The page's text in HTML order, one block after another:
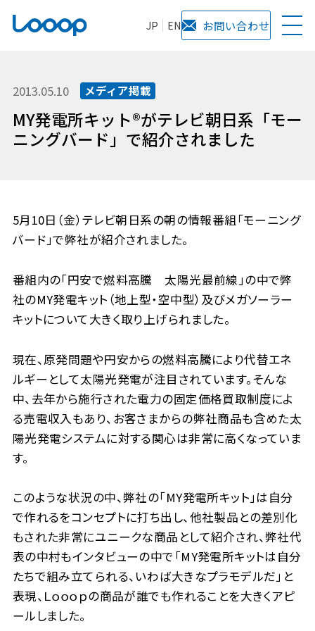
JP EN お問い合わせ
2013.05.10 メディア掲載
MY発電所キット®がテレビ朝日系「モー
ニングバード」で紹介されました
5月10日（金）テレビ朝日系の朝の情報番組「モーニング
バード」で弊社が紹介されました。
番組内の「円安で燃料高騰 太陽光最前線」の中で弊
社のMY発電キット（地上型・空中型）及びメガソーラー
キットについて大きく取り上げられました。
現在、原発問題や円安からの燃料高騰により代替エネ
ルギーとして太陽光発電が注目されています。そんな
中、去年から施行された電力の固定価格買取制度によ
る売電収入もあり、お客さまからの弊社商品も含めた太
陽光発電システムに対する関心は非常に高くなっていま
す。
このような状況の中、弊社の「MY発電所キット」は自分
で作れるをコンセプトに打ち出し、他社製品との差別化
もされた非常にユニークな商品として紹介され、弊社代
表の中村もインタビューの中で「MY発電所キットは自分
たちで組み立てられる、いわば大きなプラモデルだ」と
表現、Ｌｏｏｏｐの商品が誰でも作れることを大きくアピ
ールしました。